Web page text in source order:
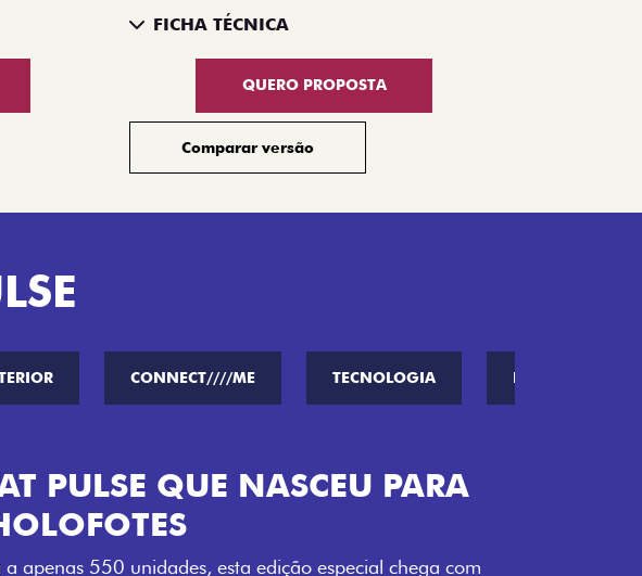
FICHA TÉCNICA
QUERO PROPOSTA
Comparar versão
CONNECT////ME TECNOLOGIA PERFORMANCE
COM ENERGIA LOLLABR
que compõe a identidade exclusiva do festival: série
adesivo lateral LollaBR e a soleira temática que reforçam